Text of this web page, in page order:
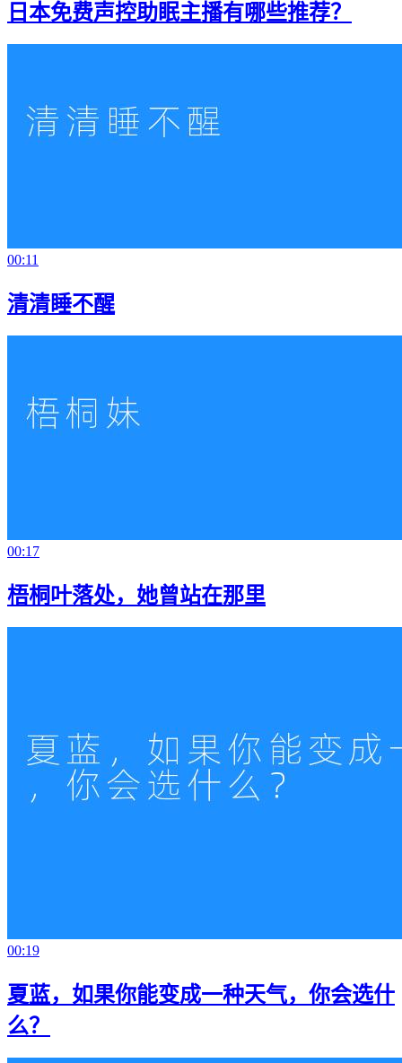
日本免费声控助眠主播有哪些推荐？
00:11
清清睡不醒
00:17
梧桐叶落处，她曾站在那里
00:19
夏蓝，如果你能变成一种天气，你会选什
么？